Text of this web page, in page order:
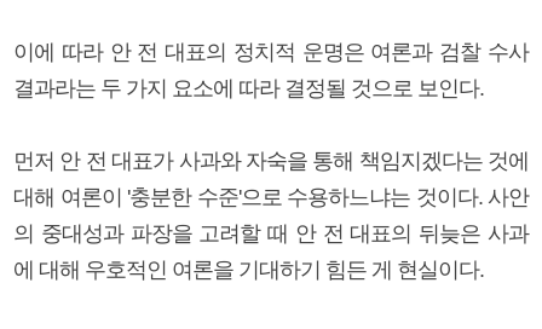
이에 따라 안 전 대표의 정치적 운명은 여론과 검찰 수사
결과라는 두 가지 요소에 따라 결정될 것으로 보인다.
먼저 안 전 대표가 사과와 자숙을 통해 책임지겠다는 것에
대해 여론이 '충분한 수준'으로 수용하느냐는 것이다. 사안
의 중대성과 파장을 고려할 때 안 전 대표의 뒤늦은 사과
에 대해 우호적인 여론을 기대하기 힘든 게 현실이다.